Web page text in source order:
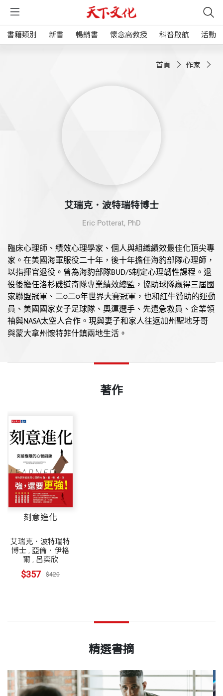
書籍類別 新書 暢銷書 懷念高教授 科普啟航 活動
首頁 作家
艾瑞克．波特瑞特博士
Eric Potterat, PhD
臨床心理師、績效心理學家、個人與組織績效最佳化頂尖專
家。在美國海軍服役二十年，後十年擔任海豹部隊心理師，
以指揮官退役。曾為海豹部隊BUD/S制定心理韌性課程。退
役後擔任洛杉磯道奇隊專業績效總監，協助球隊贏得三屆國
家聯盟冠軍、二○二○年世界大賽冠軍，也和紅牛贊助的運動
員、美國國家女子足球隊、奧運選手、先遣急救員、企業領
袖與NASA太空人合作。現與妻子和家人往返加州聖地牙哥
與蒙大拿州懷特菲什鎮兩地生活。
著作
刻意進化
艾瑞克．波特瑞特
博士 ,亞倫．伊格
爾, 呂奕欣
$357 $420
精選書摘